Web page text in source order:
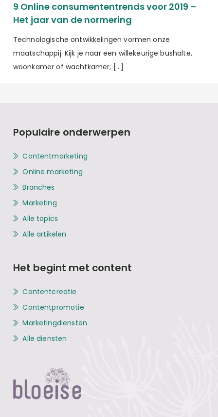
9 Online consumententrends voor 2019 –
Het jaar van de normering
Technologische ontwikkelingen vormen onze
maatschappij. Kijk je naar een willekeurige bushalte,
woonkamer of wachtkamer, […]
Populaire onderwerpen
Contentmarketing
Online marketing
Branches
Marketing
Alle topics
Alle artikelen
Het begint met content
Contentcreatie
Contentpromotie
Marketingdiensten
Alle diensten